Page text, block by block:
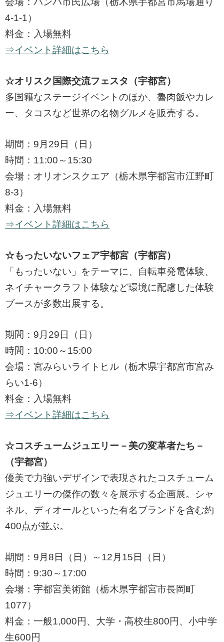
4-1-1）
料金：入場無料
⇒イベント詳細はこちら
☆オリスク国際交流フェスタ（宇都宮）
多国籍なステージイベントのほか、魯肉飯やカレ
ー、タコスなど世界の名物グルメを販売する。
期間：9月29日（日）
時間：11:00～15:30
会場：オリオンスクエア（栃木県宇都宮市江野町
8-3）
料金：入場無料
⇒イベント詳細はこちら
☆もったいないフェア宇都宮（宇都宮）
「もったいない」をテーマに、自転車発電体験、
ネイチャークラフト体験など環境に配慮した体験
ブースが多数出展する。
期間：9月29日（日）
時間：10:00～15:00
会場：宮みらいライトヒル（栃木県宇都宮市宮み
らい1-6）
料金：入場無料
⇒イベント詳細はこちら
☆コスチュームジュエリー－美の変革者たち－
（宇都宮）
優美で力強いデザインで表現されたコスチューム
ジュエリーの傑作の数々を展示する企画展。シャ
ネル、ディオールといった有名ブランドを含む約
400点が並ぶ。
期間：9月8日（日）～12月15日（日）
時間：9:30～17:00
会場：宇都宮美術館（栃木県宇都宮市長岡町
1077）
料金：一般1,000円、大学・高校生800円、小中学
生600円